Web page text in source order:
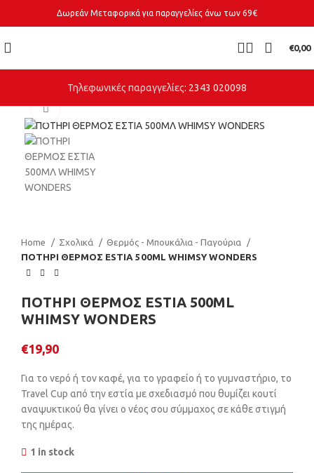
Δωρεάν Μεταφορικά για παραγγελίες άνω των 69€
€0,00
Τηλεφωνικές παραγγελίες: 2343 020098
Click to enlarge
Home Σχολικά
Θερμός - Μπουκάλια - Παγούρια
ΠΟΤΗΡΙ ΘΕΡΜΟΣ ESTIA 500ML WHIMSY WONDERS
ΠΟΤΗΡΙ ΘΕΡΜΟΣ ESTIA 500ML
WHIMSY WONDERS
€19,90
Για το νερό ή τον καφέ, για το γραφείο ή το γυμναστήριο, το
Travel Cup από την εστία με σχεδιασμό που θυμίζει κουτί
αναψυκτικού θα γίνει ο νέος σου σύμμαχος σε κάθε στιγμή
της ημέρας.
1 in stock